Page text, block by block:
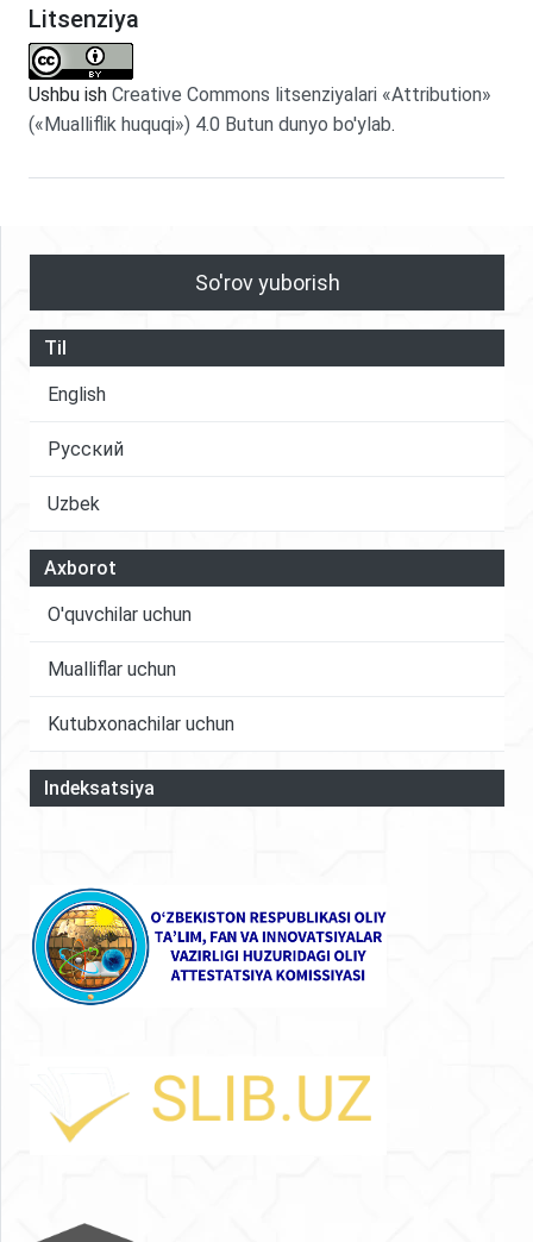
Litsenziya
Ushbu ish Creative Commons litsenziyalari «Attribution»
(«Mualliflik huquqi») 4.0 Butun dunyo bo'ylab.
So'rov yuborish
Til
English
Русский
Uzbek
Axborot
O'quvchilar uchun
Mualliflar uchun
Kutubxonachilar uchun
Indeksatsiya